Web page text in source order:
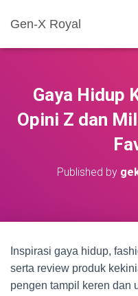
Gen-X Royal
Gaya Hidup
Opini Z dan
Published by
Inspirasi gaya hidup,
serta review produk
pengen tampil keren dan